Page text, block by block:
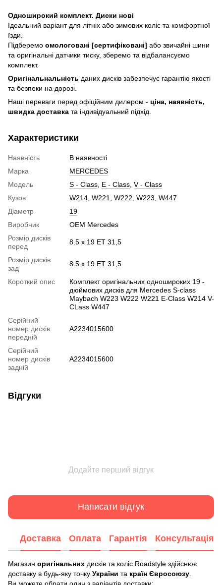
Одноширокий комплект. Диски нові
Ідеальний варіант для літніх або зимових коліс та комфортної
їзди.
Підберемо омологовані [сертифіковані] або звичайні шини
та оригінальні датчики тиску, зберемо та відбалансуємо
комплект.
Оригінальнальність даних дисків забезпечує гарантію якості
та безпеки на дорозі.
Наші переваги перед офіційним дилером - ціна, наявність,
швидка доставка та індивідуальний підхід.
Характеристики
Наявність
В наявності
Марка
MERCEDES
Модель
S - Class E - Class V - Class
Кузов
W214 W221 W222 W223 W447
Діаметр
19
Виробник
OEM Mercedes
Розмір дисків
перед
8.5 x 19 ET 31,5
Розмір дисків
зад
8.5 x 19 ET 31,5
Короткий опис
Комплект оригінальних одношироких 19 -
дюймових дисків для Mercedes S-class
Maybach W223 W222 W221 E-Class W214 V-
CLass W447
Серійний
номер дисків
передній
A2234015600
Серійний
номер дисків
задній
A2234015600
Відгуки
Додайте перший відгук
Написати відгук
Доставка Оплата Гарантія Консультація
Магазин оригінальних дисків та коліс Roadstyle здійснює
доставку в будь-яку точку України та країн Євросоюзу
Ви можете обрати один з варіантів доставки: